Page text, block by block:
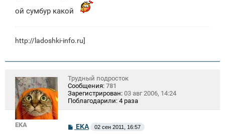
ой сумбур какой
http://ladoshki-info.ru]
EKA
Трудный подросток
Сообщения: 781
Зарегистрирован: 03 авг 2006, 14:24
Поблагодарили: 4 раза
СEKA 02 сен 2011, 16:57